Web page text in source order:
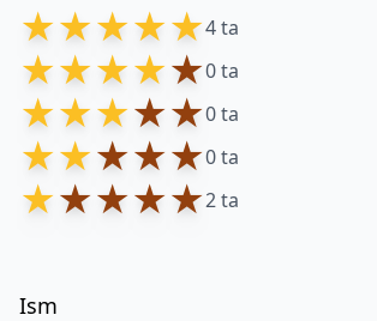
★★★★★4 ta
★★★★★0 ta
★★★★★0 ta
★★★★★0 ta
★★★★★2 ta
Ism